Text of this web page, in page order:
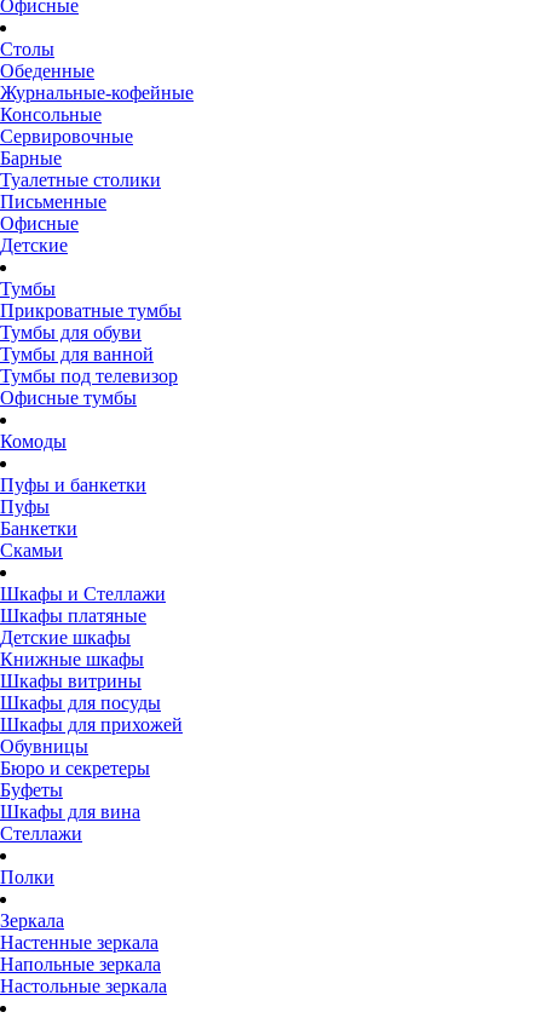
Офисные
Столы
Обеденные
Журнальные-кофейные
Консольные
Сервировочные
Барные
Туалетные столики
Письменные
Офисные
Детские
Тумбы
Прикроватные тумбы
Тумбы для обуви
Тумбы для ванной
Тумбы под телевизор
Офисные тумбы
Комоды
Пуфы и банкетки
Пуфы
Банкетки
Скамьи
Шкафы и Стеллажи
Шкафы платяные
Детские шкафы
Книжные шкафы
Шкафы витрины
Шкафы для посуды
Шкафы для прихожей
Обувницы
Бюро и секретеры
Буфеты
Шкафы для вина
Стеллажи
Полки
Зеркала
Настенные зеркала
Напольные зеркала
Настольные зеркала